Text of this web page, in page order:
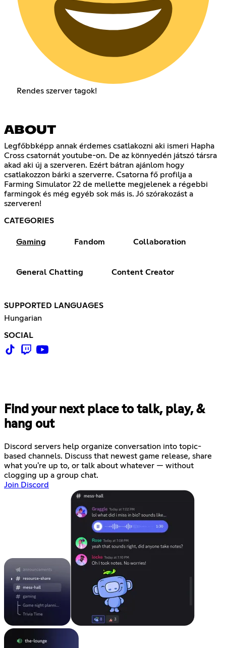
Rendes szerver tagok!
ABOUT
Legfőbbképp annak érdemes csatlakozni aki ismeri Hapha
Cross csatornát youtube-on. De az könnyedén játszó társra
akad aki új a szerveren. Ezért bátran ajánlom hogy
csatlakozzon bárki a szerverre. Csatorna fő profilja a
Farming Simulator 22 de mellette megjelenek a régebbi
farmingok és még egyéb sok más is. Jó szórakozást a
szerveren!
CATEGORIES
Gaming Fandom Collaboration
General Chatting Content Creator
SUPPORTED LANGUAGES
Hungarian
SOCIAL
Find your next place to talk, play, &
hang out
Discord servers help organize conversation into topic-
based channels. Discuss that newest game release, share
what you're up to, or talk about whatever — without
clogging up a group chat.
Join Discord